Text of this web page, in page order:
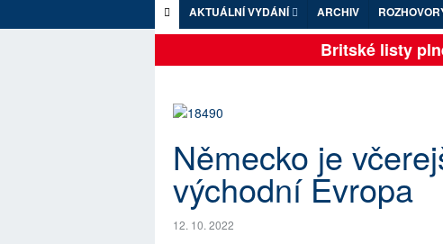
AKTUÁLNÍ VYDÁNÍ ARCHIV
Britské listy plně
Německo je
východní Evropa
12. 10. 2022